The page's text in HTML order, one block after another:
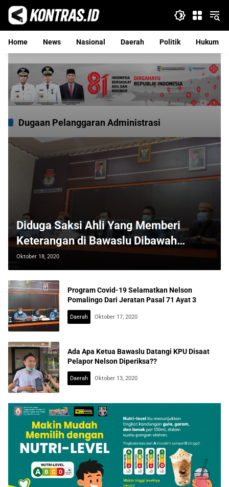
Langsung
konten
Home
News Nasional Daerah Politik Hukum
Dugaan Pelanggaran Administrasi
Diduga Saksi Ahli Yang Memberi
Keterangan di Bawaslu Dibawah
Tekanan
Oktober 18, 2020
Program Covid-19 Selamatkan Nelson
Pomalingo Dari Jeratan Pasal 71 Ayat 3
Daerah Oktober 17, 2020
Ada Apa Ketua Bawaslu Datangi KPU Disaat
Pelapor Nelson Diperiksa??
Daerah Oktober 13, 2020